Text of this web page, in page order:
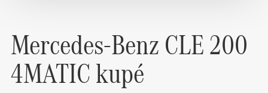
Mercedes-BenzCLE 200
4MATIC kupé